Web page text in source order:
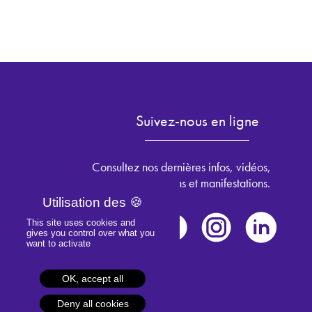
Suivez-nous en ligne
Consultez nos dernières infos, vidéos,
les prochains salons et manifestations.
This site uses cookies and
gives you control over what you
want to activate
OK, accept all
Deny all cookies